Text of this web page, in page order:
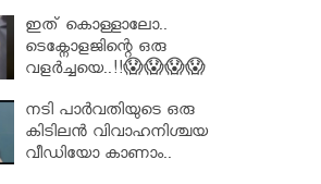
ഇത് കൊള്ളാലോ..
ടെക്നോളജിന്റെ ഒരു
വളർച്ചയെ..!!😱😱😱😱
നടി പാർവതിയുടെ ഒരു
കിടിലൻ വിവാഹനിശ്ചയ
വീഡിയോ കാണാം..